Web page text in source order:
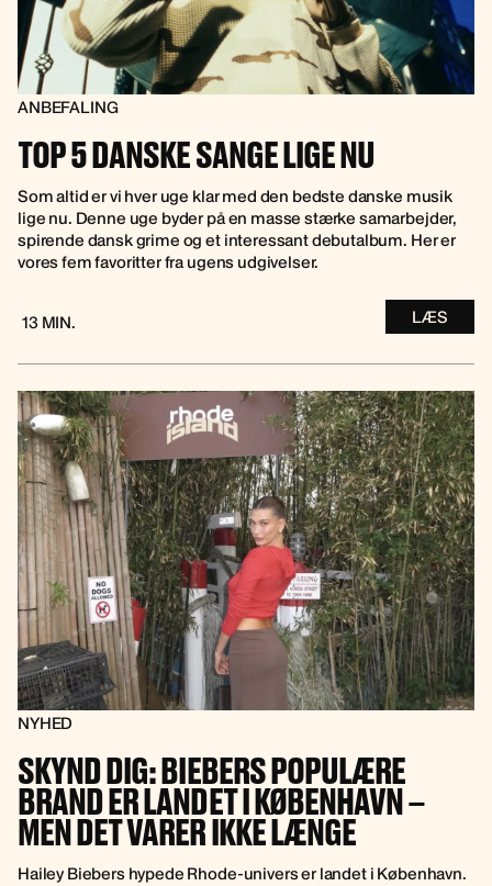
ANBEFALING
TOP 5 DANSKE SANGE LIGE NU
Som altid er vi hver uge klar med den bedste danske musik
lige nu. Denne uge byder på en masse stærke samarbejder,
spirende dansk grime og et interessant debutalbum. Her er
vores fem favoritter fra ugens udgivelser.
13 MIN. LÆS
NYHED
SKYND DIG: BIEBERS POPULÆRE
BRAND ER LANDET I KØBENHAVN –
MEN DET VARER IKKE LÆNGE
Hailey Biebers hypede Rhode-univers er landet i København.